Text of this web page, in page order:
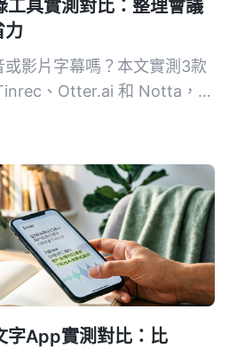
具實測對比：整理會議
力
影片字幕嗎？本文實測3款
、Otter.ai 和 Notta，從
App實測對比：比